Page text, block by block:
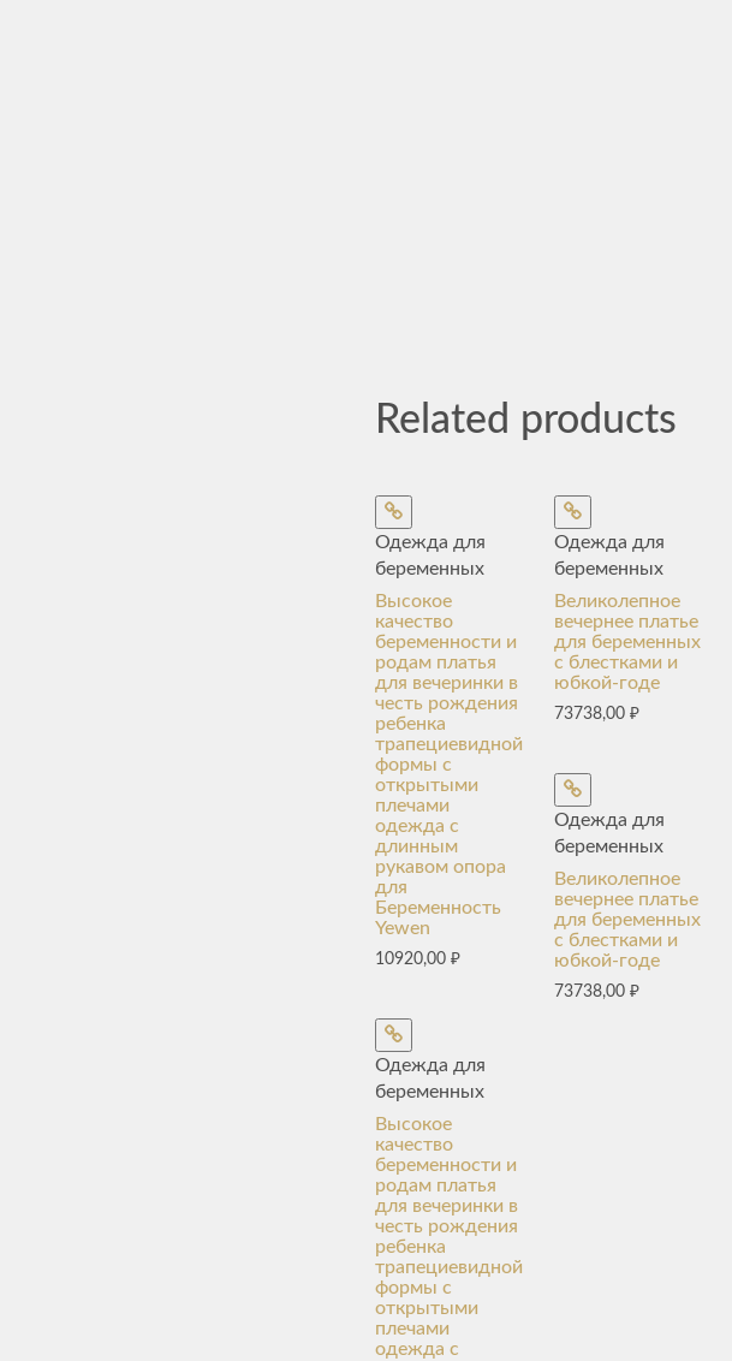
Related products
Одежда для
беременных
Высокое
качество
беременности и
родам платья
для вечеринки в
честь рождения
ребенка
трапециевидной
формы с
открытыми
плечами
одежда с
длинным
рукавом опора
для
Беременность
Yewen
10920,00 ₽
Одежда для
беременных
Высокое
качество
беременности и
родам платья
для вечеринки в
честь рождения
ребенка
трапециевидной
формы с
открытыми
плечами
одежда с
Одежда для
беременных
Великолепное
вечернее платье
для беременных
с блестками и
юбкой-годе
73738,00₽
Одежда для
беременных
Великолепное
вечернее платье
для беременных
с блестками и
юбкой-годе
73738,00₽